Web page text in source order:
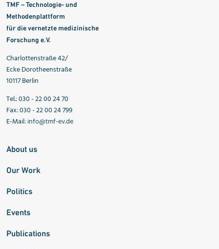
TMF – Technologie- und
Methodenplattform
für die vernetzte medizinische
Forschung e.V.
Charlottenstraße 42/
Ecke Dorotheenstraße
10117 Berlin
Tel.: 030 - 22 00 24 70
Fax: 030 - 22 00 24 799
E-Mail:info@tmf-ev.de
About us
Our Work
Politics
Events
Publications